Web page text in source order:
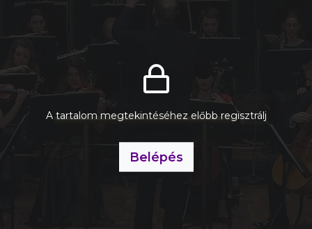
A tartalom megtekintéséhez előbb regisztrálj
Belépés